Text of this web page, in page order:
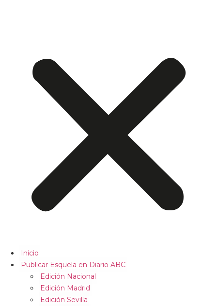
Inicio
Publicar Esquela en Diario ABC
Edición Nacional
Edición Madrid
Edición Sevilla